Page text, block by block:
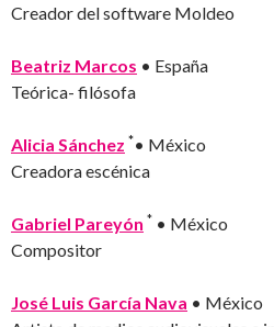
Creador del software Moldeo
Beatriz Marcos • España
Teórica- filósofa
Alicia Sánchez *• México
Creadora escénica
Gabriel Pareyón * • México
Compositor
José Luis García Nava • México